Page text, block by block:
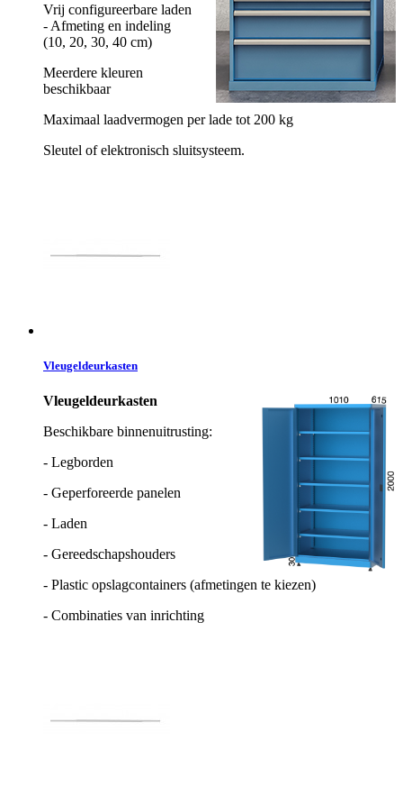
Vrij configureerbare laden
- Afmeting en indeling
(10, 20, 30, 40 cm)
Meerdere kleuren
beschikbaar
Maximaal laadvermogen per lade tot 200 kg
Sleutel of elektronisch sluitsysteem.
Vleugeldeurkasten
Vleugeldeurkasten
Beschikbare binnenuitrusting:
- Legborden
- Geperforeerde panelen
- Laden
- Gereedschapshouders
- Plastic opslagcontainers (afmetingen te kiezen)
- Combinaties van inrichting